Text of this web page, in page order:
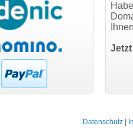
meine
gefunden zu
passt für
Janina Köck
Leben im Einklang
im-einklang.de
Köln
"Super
Datenschutz